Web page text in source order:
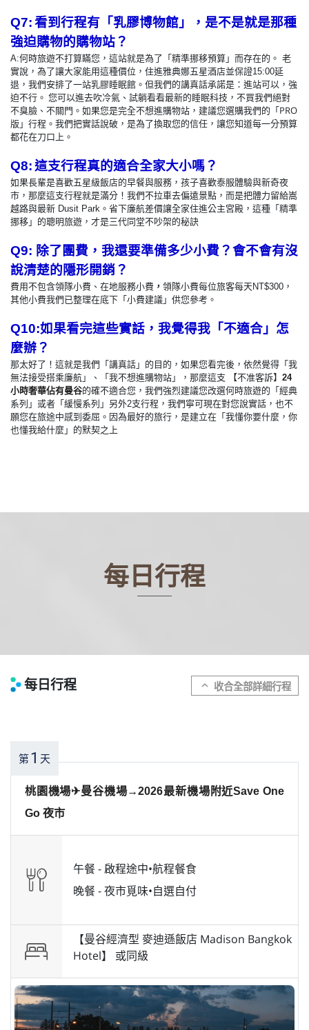
Q7:看到行程有「乳膠博物館」，是不是就是那種
強迫購物的購物站？
A:何時旅遊不打算瞞您，這站就是為了「精準挪移預算」而存在的。 老
實說，為了讓大家能用這種價位，住進雅典娜五星酒店並保證15:00延
退，我們安排了一站乳膠睡眠館。但我們的講真話承諾是：進站可以，強
迫不行。 您可以進去吹冷氣、試躺看看最新的睡眠科技，不買我們絕對
不臭臉、不關門。如果您是完全不想進購物站，建議您選購我們的「PRO
版」行程。我們把實話說破，是為了換取您的信任，讓您知道每一分預算
都花在刀口上。
Q8:這支行程真的適合全家大小嗎？
如果長輩是喜歡五星級飯店的早餐與服務，孩子喜歡泰服體驗與新奇夜
市，那麼這支行程就是滿分！我們不拉車去偏遠景點，而是把體力留給嵩
越路與最新 Dusit Park 。省下廉航差價讓全家住進公主宮殿，這種「精準
挪移」的聰明旅遊，才是三代同堂不吵架的秘訣
Q9: 除了團費，我還要準備多少小費？會不會有沒
說清楚的隱形開銷？
費用不包含領隊小費、在地服務小費 ， 領隊小費每位旅客每天NT$300 ，
其他小費我們已整理在底下「小費建議」供您參考。
Q10:如果看完這些實話，我覺得我「不適合」怎
麼辦？
那太好了！這就是我們「講真話」的目的，如果您看完後，依然覺得「我
無法接受搭乘廉航」、「我不想進購物站」，那麼這支 【不准客訴】 24
小時奢華佔有曼谷的確不適合您，我們強烈建議您改選何時旅遊的「經典
系列」或者「緩慢系列」另外2支行程，我們寧可現在對您說實話，也不
願您在旅途中感到委屈。因為最好的旅行，是建立在「我懂你要什麼，你
也懂我給什麼」的默契之上
每日行程
每日行程 expand_more
第1 天
桃園機場✈曼谷機場→2026最新機場附近Save One
Go 夜市
午餐 -啟程途中•航程餐食
晚餐 -夜市覓味•自選自付
【曼谷經濟型 麥迪遜飯店 Madison Bangkok
Hotel】 或同級